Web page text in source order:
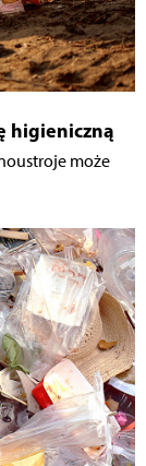
higieniczną
może